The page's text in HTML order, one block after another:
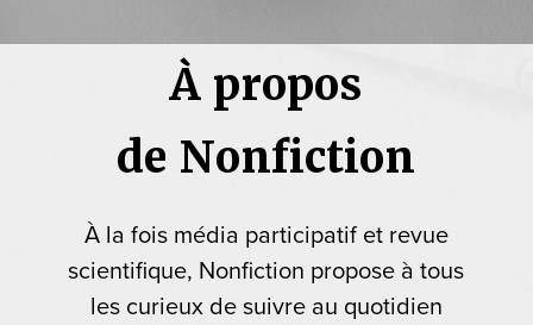
À propos
de Nonfiction
À la fois média participatif et revue
scientifique, Nonfiction propose à tous
les curieux de suivre au quotidien